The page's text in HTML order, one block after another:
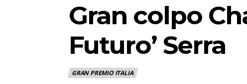
Gran colpo
Futuro’ Serra
GRAN PREMIO ITALIA